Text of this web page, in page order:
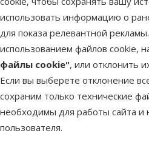
использовать информацию о
для показа релевантной
использованием файлов cookie,
файлы cookie", или отклонить
Если вы выберете отклонение
сохраним только технические
необходимы для работы сайта и
пользователя.
Консервы для
Chicken and
Оценка 0%
Цена
1,19 €
марка
В наличии